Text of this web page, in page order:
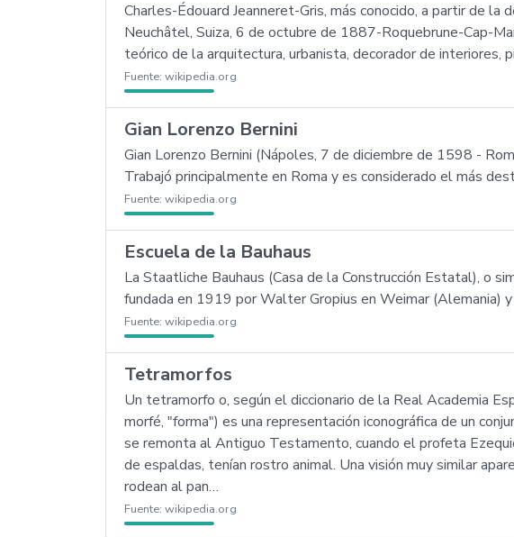
Charles-Édouard Jeanneret-Gris, más conocido, a partir de
Neuchâtel, Suiza, 6 de octubre de 1887-Roquebrune-Cap-
teórico de la arquitectura, urbanista, decorador de
Fuente: wikipedia.org
Gian Lorenzo Bernini
Gian Lorenzo Bernini (Nápoles, 7 de diciembre de 1598 -
Trabajó principalmente en Roma y es considerado el más
Fuente: wikipedia.org
Escuela de la Bauhaus
La Staatliche Bauhaus (Casa de la Construcción Estatal), o
fundada en 1919 por Walter Gropius en Weimar (Alemania)
Fuente: wikipedia.org
Tetramorfos
Un tetramorfo o, según el diccionario de la Real Academia
morfé, "forma") es una representación iconográfica de un
se remonta al Antiguo Testamento, cuando el profeta
de espaldas, tenían rostro animal. Una visión muy similar
rodean al pan…
Fuente: wikipedia.org